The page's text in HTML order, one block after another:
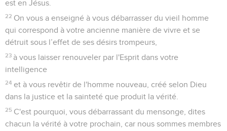
est en Jésus.
22 On vous a enseigné à vous débarrasser du vieil homme
qui correspond à votre ancienne manière de vivre et se
détruit sous l’effet de ses désirs trompeurs,
23 à vous laisser renouveler par l'Esprit dans votre
intelligence
24 et à vous revêtir de l'homme nouveau, créé selon Dieu
dans la justice et la sainteté que produit la vérité.
25 C'est pourquoi, vous débarrassant du mensonge, dites
chacun la vérité à votre prochain, car nous sommes membres